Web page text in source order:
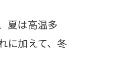
夏は高温多
に加えて、冬